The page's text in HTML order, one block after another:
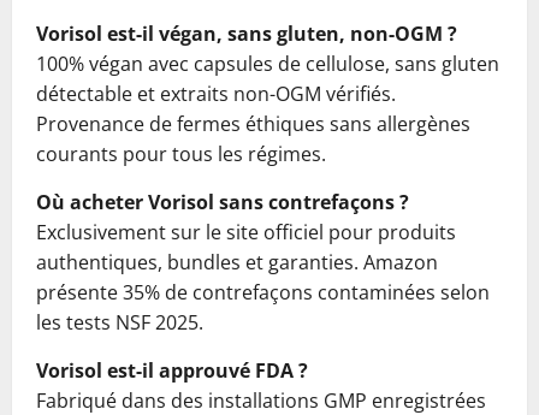
Vorisol est-il végan, sans gluten, non-OGM ?
100% végan avec capsules de cellulose, sans gluten
détectable et extraits non-OGM vérifiés.
Provenance de fermes éthiques sans allergènes
courants pour tous les régimes.
Où acheter Vorisol sans contrefaçons ?
Exclusivement sur le site officiel pour produits
authentiques, bundles et garanties. Amazon
présente 35% de contrefaçons contaminées selon
les tests NSF 2025.
Vorisol est-il approuvé FDA ?
Fabriqué dans des installations GMP enregistrées